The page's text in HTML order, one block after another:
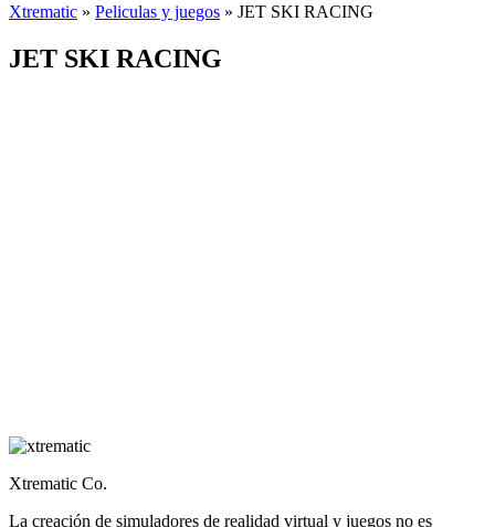
Xtrematic » Peliculas y juegos » JET SKI RACING
JET SKI RACING
Xtrematic Co.
La creación de simuladores de realidad virtual y juegos no es